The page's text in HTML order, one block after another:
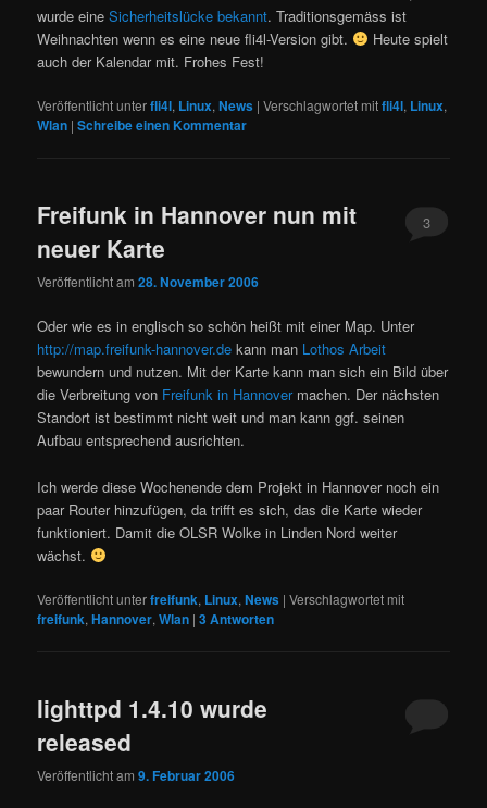
wurde eineSicherheitslücke bekannt. Traditionsgemäss ist
Weihnachten wenn es eine neue fli4l-Version gibt.
Heute spielt
auch der Kalendar mit. Frohes Fest!
Veröffentlicht unterfli4l, Linux,News |Verschlagwortet mitfli4l, Linux,
Wlan |Schreibe einen Kommentar
Freifunk in Hannover nun mit
neuer Karte
Veröffentlicht am28. November 2006
3
Oder wie es in englisch so schön heißt mit einer Map. Unter
http://map.freifunk-hannover.de kann man Lothos Arbeit
bewundern und nutzen. Mit der Karte kann man sich ein Bild über
die Verbreitung von Freifunk in Hannovermachen. Der nächsten
Standort ist bestimmt nicht weit und man kann ggf. seinen
Aufbau entsprechend ausrichten.
Ich werde diese Wochenende dem Projekt in Hannover noch ein
paar Router hinzufügen, da trifft es sich, das die Karte wieder
funktioniert. Damit die OLSR Wolke in Linden Nord weiter
wächst.
Veröffentlicht unterfreifunk, Linux,News |Verschlagwortet mit
freifunk,Hannover,Wlan |3Antworten
lighttpd 1.4.10 wurde
released
Veröffentlicht am9. Februar 2006